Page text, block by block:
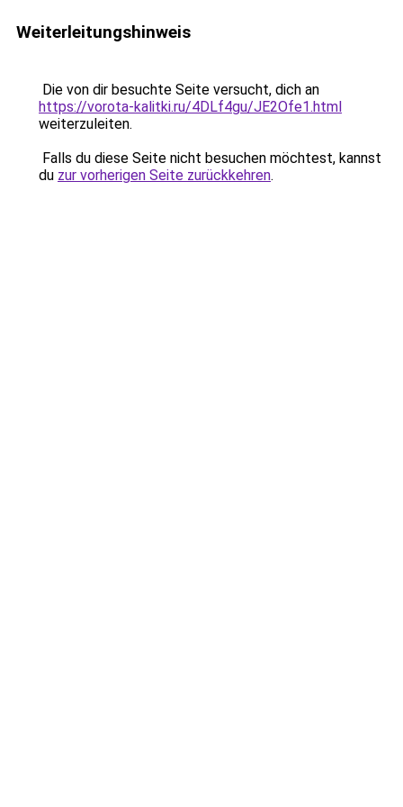
Weiterleitungshinweis
Die von dir besuchte Seite versucht, dich an
https://vorota-kalitki.ru/4DLf4gu/JE2Ofe1.html
weiterzuleiten.
Falls du diese Seite nicht besuchen möchtest, kannst
du zur vorherigen Seite zurückkehren.